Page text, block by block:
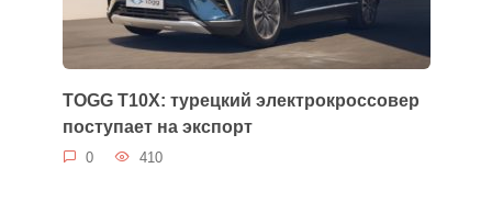
TOGG T10X: турецкий электрокроссовер
поступает на экспорт
0 410